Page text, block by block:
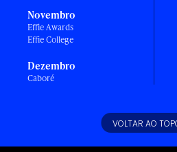
Novembro
Effie Awards
Effie College
Dezembro
Caboré
VOLTAR AO